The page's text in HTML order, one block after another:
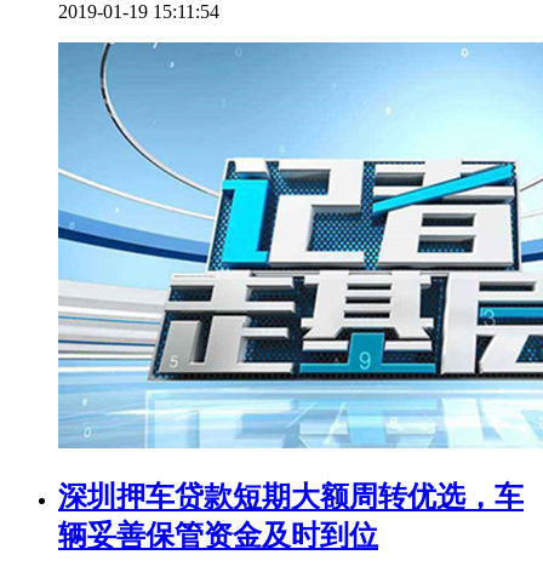
2019-01-19 15:11:54
深圳押车贷款短期大额周转优选，车
辆妥善保管资金及时到位